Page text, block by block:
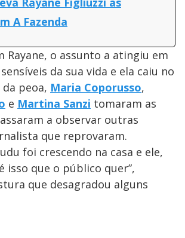
A Fazenda
Rayane, o assunto a atingiu em
da sua vida e ela caiu no
peoa, Maria Coporusso,
e Martina Sanzi tomaram as
a observar outras
que reprovaram.
foi crescendo na casa e ele,
isso que o público quer”,
que desagradou alguns